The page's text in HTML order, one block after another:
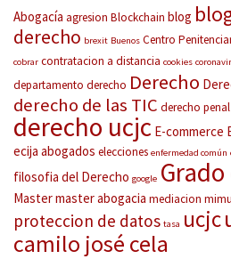
Abogacía agresion Blockchain blog
derecho brexit Buenos Centro
cobrar contratacion a distancia cookies
departamento derecho Derecho
derecho de las TIC derecho penal
derecho ucjc E-commerce
ecija abogados elecciones enfermedad común
filosofia del Derecho google
Mastermaster abogacia mediacion
proteccion de datos tasa ucjc
camilo josé cela